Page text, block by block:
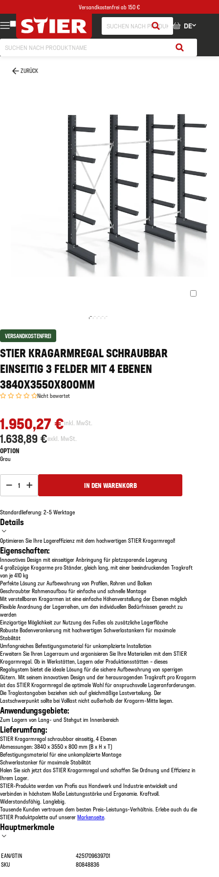
Versandkostenfrei ab 150 €
DE
ZURÜCK
VERSANDKOSTENFREI
STIER KRAGARMREGAL SCHRAUBBAR
EINSEITIG 3 FELDER MIT 4 EBENEN
3840X3550X800MM
Nicht bewertet
1.950,27 €inkl. MwSt.
1.638,89 €exkl. MwSt.
OPTION
Grau
1 IN DEN WARENKORB
Standardlieferung: 2-5 Werktage
Details
Optimieren Sie Ihre Lagereffizienz mit dem hochwertigen STIER Kragarmregal!
Eigenschaften:
Innovatives Design mit einseitiger Anbringung für platzsparende Lagerung
4 großzügige Kragarme pro Ständer, gleich lang, mit einer beeindruckenden Tragkraft
von je 410 kg
Perfekte Lösung zur Aufbewahrung von Profilen, Rohren und Balken
Geschraubter Rahmenaufbau für einfache und schnelle Montage
Mit verstellbaren Kragarmen ist eine einfache Höhenverstellung der Ebenen möglich
Flexible Anordnung der Lagerreihen, um den individuellen Bedürfnissen gerecht zu
werden
Einzigartige Möglichkeit zur Nutzung des Fußes als zusätzliche Lagerfläche
Robuste Bodenverankerung mit hochwertigen Schwerlastankern für maximale
Stabilität
Umfangreiches Befestigungsmaterial für unkomplizierte Installation
Erweitern Sie Ihren Lagerraum und organisieren Sie Ihre Materialien mit dem STIER
Kragarmregal. Ob in Werkstätten, Lagern oder Produktionsstätten – dieses
Regalsystem bietet die ideale Lösung für die sichere Aufbewahrung von sperrigen
Gütern. Mit seinem innovativen Design und der herausragenden Tragkraft pro Kragarm
ist das STIER Kragarmregal die optimale Wahl für anspruchsvolle Lageranforderungen.
Die Traglastangaben beziehen sich auf gleichmäßige Lastverteilung. Der
Lastschwerpunkt sollte bei Volllast nicht außerhalb der Kragarm-Mitte liegen.
Anwendungsgebiete:
Zum Lagern von Lang- und Stehgut im Innenbereich
Lieferumfang:
STIER Kragarmregal schraubbar einseitig, 4 Ebenen
Abmessungen: 3840 x 3550 x 800 mm (B x H x T)
Befestigungsmaterial für eine unkomplizierte Montage
Schwerlastanker für maximale Stabilität
Holen Sie sich jetzt das STIER Kragarmregal und schaffen Sie Ordnung und Effizienz in
Ihrem Lager.
STIER-Produkte werden von Profis aus Handwerk und Industrie entwickelt und
verbinden in höchstem Maße Leistungsstärke und Ergonomie. Kraftvoll.
Widerstandsfähig. Langlebig.
Tausende Kunden vertrauen dem besten Preis-Leistungs-Verhältnis. Erlebe auch du die
STIER Produktpalette auf unsererMarkenseite.
Hauptmerkmale
EAN/GTIN
4251709639701
SKU
80848836